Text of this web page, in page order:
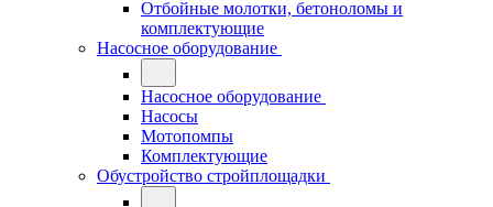
Отбойные молотки, бетоноломы и
комплектующие
Насосное оборудование
Насосное оборудование
Насосы
Мотопомпы
Комплектующие
Обустройство стройплощадки